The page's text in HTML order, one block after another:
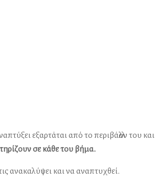
εξαρτάται από το περιβάλλον του και
σε κάθε του βήμα.
ανακαλύψει και να αναπτυχθεί.